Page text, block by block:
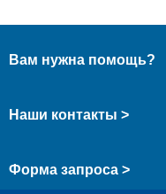
Вам нужна помощь?
Наши контакты >
Форма запроса >